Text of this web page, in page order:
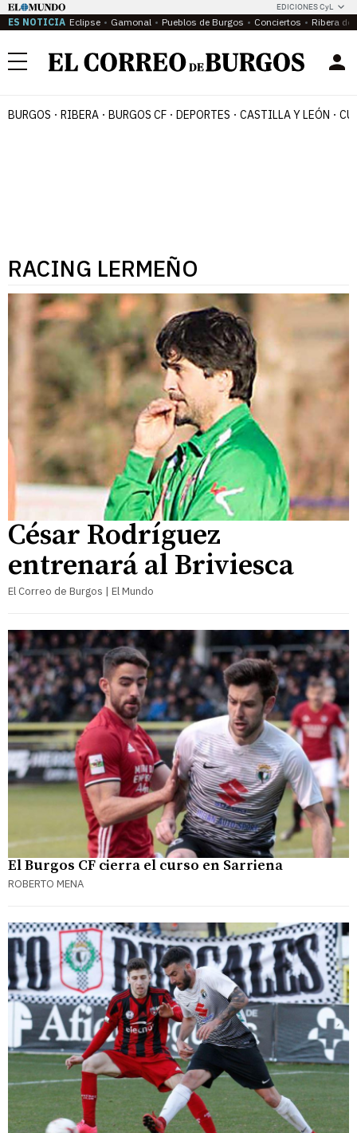
EDICIONES CyL
ES NOTICIA Eclipse Gamonal Pueblos de Burgos Conciertos Ribera del
Menú
BURGOS RIBERA BURGOS CF DEPORTES CASTILLA Y LEÓN
RACING LERMEÑO
César Rodríguez
entrenará al Briviesca
El Correo de Burgos | El Mundo
El Burgos CF cierra el curso en Sarriena
ROBERTO MENA